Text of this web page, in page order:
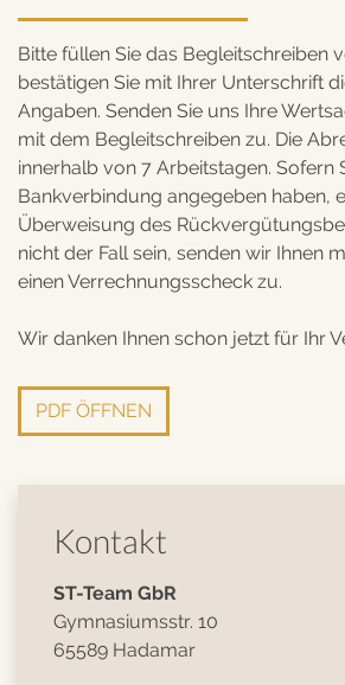
Bitte füllen Sie das Begleitschreiben
bestätigen Sie mit Ihrer Unterschrift
Angaben. Senden Sie uns Ihre
mit dem Begleitschreiben zu. Die
innerhalb von 7 Arbeitstagen. Sofern
Bankverbindung angegeben haben,
Überweisung des
nicht der Fall sein, senden wir Ihnen
einen Verrechnungsscheck zu.
Wir danken Ihnen schon jetzt für Ihr
PDF ÖFFNEN
Kontakt
ST-Team GbR
Gymnasiumsstr. 10
65589 Hadamar